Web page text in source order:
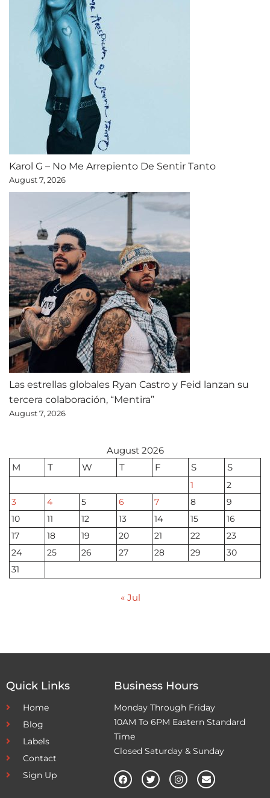
Karol G – No Me Arrepiento De Sentir Tanto
August 7, 2026
Las estrellas globales Ryan Castro y Feid lanzan su
tercera colaboración, “Mentira”
August 7, 2026
August 2026
M
T W T F S S
1
2
3
4 5 6 7 8
9
10
11 12 13 14 15
16
17
18 19 20 21 22
23
24
25 26 27 28 29
30
31
« Jul
Quick Links
Home
Blog
Labels
Contact
Sign Up
Business Hours
Monday Through Friday
10AM To 6PM Eastern Standard
Time
Closed Saturday & Sunday